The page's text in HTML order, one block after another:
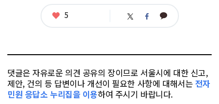
좋
5 트 페 카
댓글은 자유로운 의견 공유의 장이므로 서울시에 대한 신고,
제안, 건의 등 답변이나 개선이 필요한 사항에 대해서는 전자
민원 응답소 누리집을 이용하여 주시기 바랍니다.